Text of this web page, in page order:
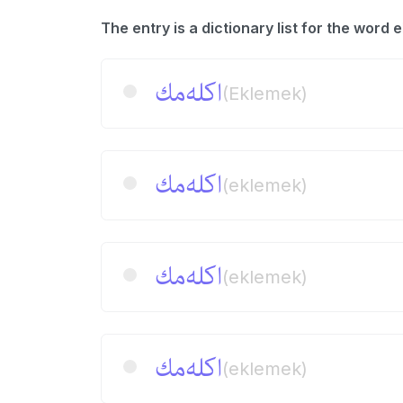
اكله‌‌مك(Eklemek)
اكله‌مك(eklemek)
اكله‌مك(eklemek)
اكله‌مك(eklemek)